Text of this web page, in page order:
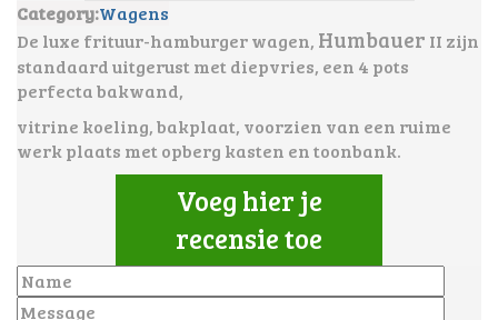
Category:Wagens
De luxe frituur-hamburger wagen, Humbauer II zijn
standaard uitgerust met diepvries, een 4 pots
perfecta bakwand,
vitrine koeling,bakplaat, voorzien van een ruime
werk plaats met opberg kasten en toonbank.
Voeg hier je
recensie toe